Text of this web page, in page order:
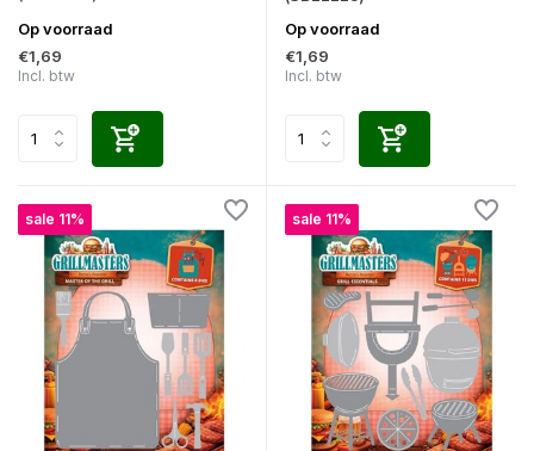
Op voorraad
€1,69
Incl. btw
Op voorraad
€1,69
Incl. btw
sale 11% sale 11%